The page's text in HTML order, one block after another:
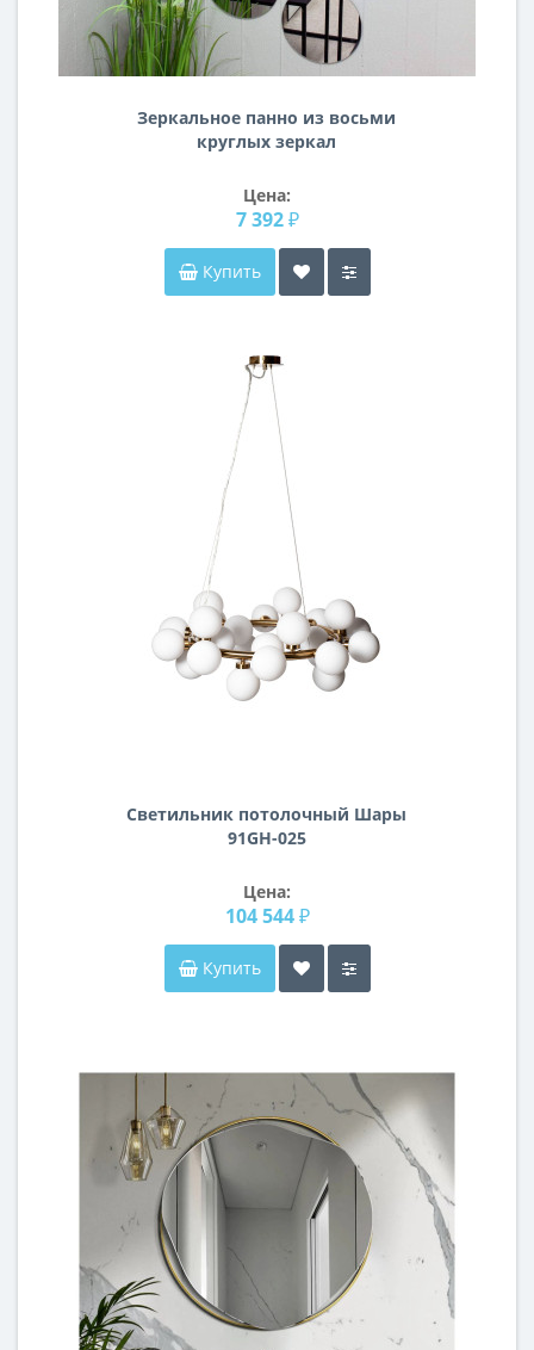
Зеркальное панно из восьми
круглых зеркал
Цена:
7 392 ₽
Купить
Светильник потолочный Шары
91GH-025
Цена:
104 544 ₽
Купить